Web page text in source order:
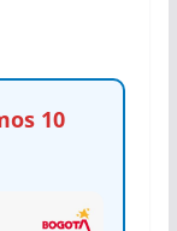
10